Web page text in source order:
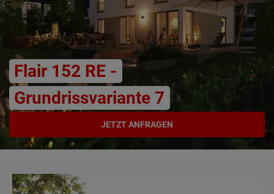
Flair 152 RE -
Grundrissvariante 7
JETZT ANFRAGEN